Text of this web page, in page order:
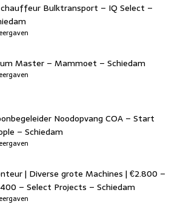
chauffeur Bulktransport – IQ Select –
Master – Mammoet – Schiedam
Noodopvang COA – Start
– Schiedam
| Diverse grote Machines | €2.800 –
– Select Projects – Schiedam